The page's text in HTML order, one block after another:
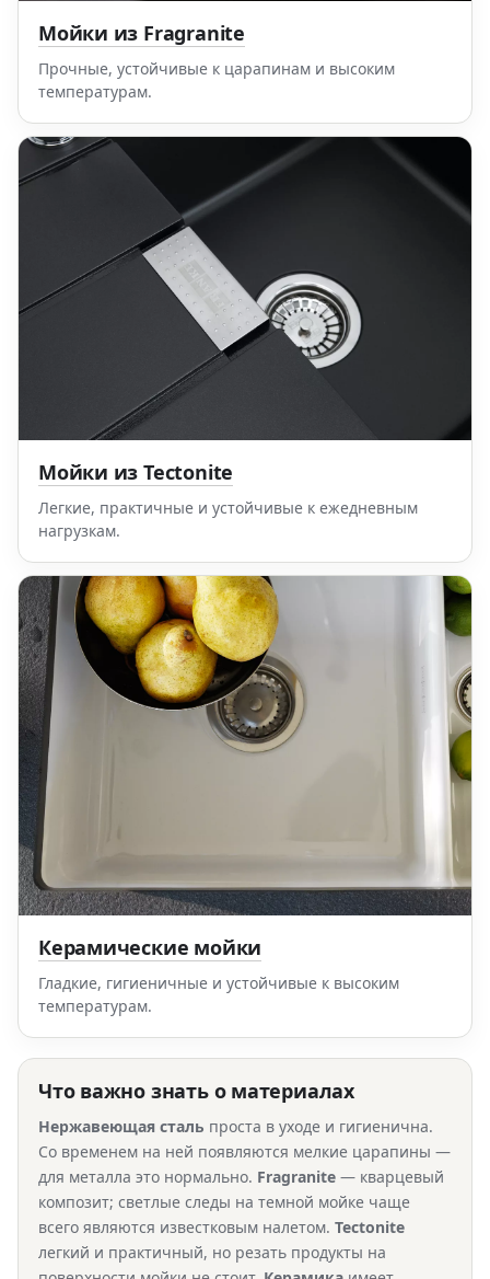
Мойки из Fragranite
Прочные, устойчивые к царапинам и высоким
температурам.
Мойки из Tectonite
Легкие, практичные и устойчивые к ежедневным
нагрузкам.
Керамические мойки
Гладкие, гигиеничные и устойчивые к высоким
температурам.
Что важно знать о материалах
Нержавеющая сталь проста в уходе и гигиенична.
Со временем на ней появляются мелкие царапины —
для металла это нормально. Fragranite — кварцевый
композит; светлые следы на темной мойке чаще
всего являются известковым налетом. Tectonite
легкий и практичный, но резать продукты на